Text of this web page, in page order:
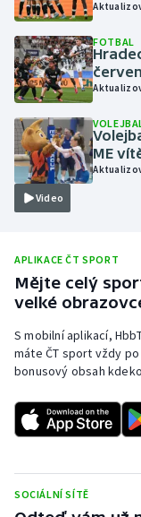
Moderní pětiboj
Motorsport
Parasport
Plavání
Ragby
Rychlobruslení
Rychlostní
Short track
Stolní tenis
FOTBAL
Video
ME
APLIKACE ČT SPORT
Mějte celý
velké
S mobilní aplikací,
máte ČT sport vždy
bonusový obsah
SOCIÁLNÍ SÍTĚ